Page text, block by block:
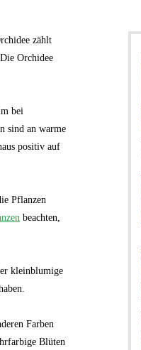
zählt
Orchidee
bei
sind an warme
positiv auf
Pflanzen
beachten,
kleinblumige
Farben
Blüten